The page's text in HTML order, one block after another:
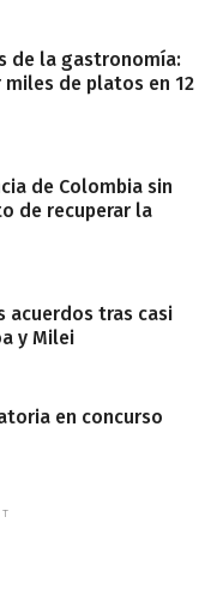
de la gastronomía:
miles de platos en 12
de Colombia sin
de recuperar la
acuerdos tras casi
y Milei
en concurso